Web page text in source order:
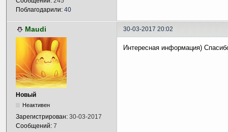
Поблагодарили: 40
Maudi 30-03-2017 20:02
Новый
Неактивен
Зарегистрирован: 30-03-2017
Сообщений: 7
Интересная информация)